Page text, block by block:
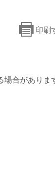
印刷
合がありま